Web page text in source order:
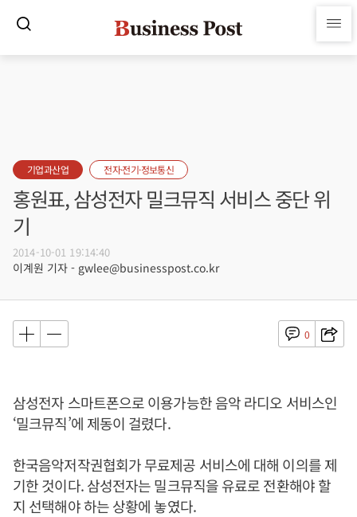
기업과산업 전자·전기·정보통신
홍원표, 삼성전자 밀크뮤직 서비스 중단 위
기
2014-10-01 19:14:40
이계원 기자 - gwlee@businesspost.co.kr
0
삼성전자 스마트폰으로 이용가능한 음악 라디오 서비스인
‘밀크뮤직’에 제동이 걸렸다.
한국음악저작권협회가 무료제공 서비스에 대해 이의를 제
기한 것이다. 삼성전자는 밀크뮤직을 유료로 전환해야 할
지 선택해야 하는 상황에 놓였다.